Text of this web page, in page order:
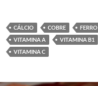
CÁLCIO COBRE FERRO
VITAMINA A
VITAMINA B1
VITAMINA C